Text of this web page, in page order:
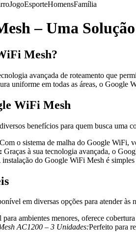
JogoEsporteHomensFamília
– Uma
Mesh?
avançada de roteamento que
uniforme em todas as áreas, o Google
WiFi Mesh
benefícios para quem busca uma
Com o sistema de malha do Google WiFi,
Graças à sua tecnologia avançada, o
instalação do Google WiFi Mesh é
em diversas opções para atender às
para ambientes menores, oferece
AC1200 – 3 Unidades:Perfeito para